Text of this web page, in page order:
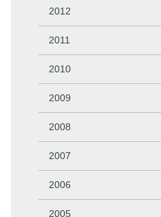
2012
2011
2010
2009
2008
2007
2006
2005